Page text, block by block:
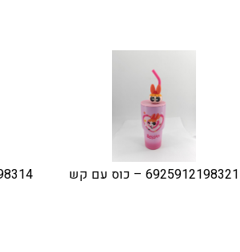
6925912198321 – כוס עם קש